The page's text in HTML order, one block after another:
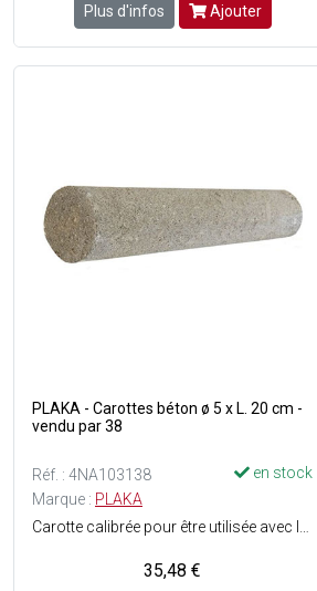
Plus d'infos Ajouter
PLAKA - Carottes béton ø 5 x L. 20 cm -
vendu par 38
Réf. : 4NA103138
en stock
Marque : PLAKA
35,48 €